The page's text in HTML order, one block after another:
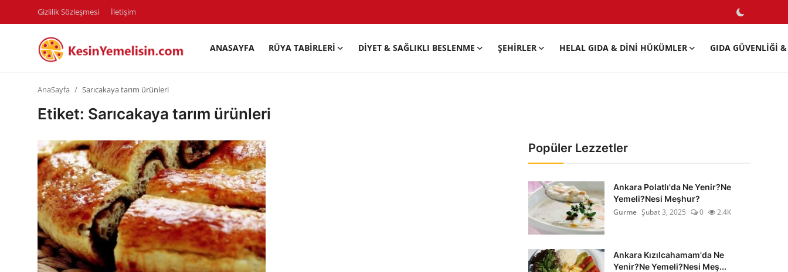
Gizlilik Sözleşmesi İletişim
ANASAYFA RÜYA TABIRLERI DIYET & SAĞLIKLI BESLENME ŞEHIRLER HELAL GIDA & DINI HÜKÜMLER GIDA GÜVENLIĞI
Diyet & Sağlıklı Beslenme
İletişim
Şehirler
Helal Gıda & Dini Hükümler
Gıda Güvenliği & Bilimi
AnaSayfa Sarıcakaya tarım ürünleri
Etiket: Sarıcakaya tarım ürünleri
Popüler Lezzetler
Ankara Polatlı'da Ne Yenir?Ne
Yemeli?Nesi Meşhur?
Gurme Şubat 3, 2025 0 2.4K
Ankara Kızılcahamam'da Ne
Yenir?Ne Yemeli?Nesi Meş...